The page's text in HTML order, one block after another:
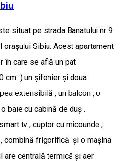
situat pe strada Banatului nr 9
orașului Sibiu. Acest apartament
în care se află un pat
cm ) un șifonier și doua
extensibilă , un balcon , o
baie cu cabină de duș .
tv , cuptor cu micounde ,
combină frigorifică și o mașina
are centrală termică și aer